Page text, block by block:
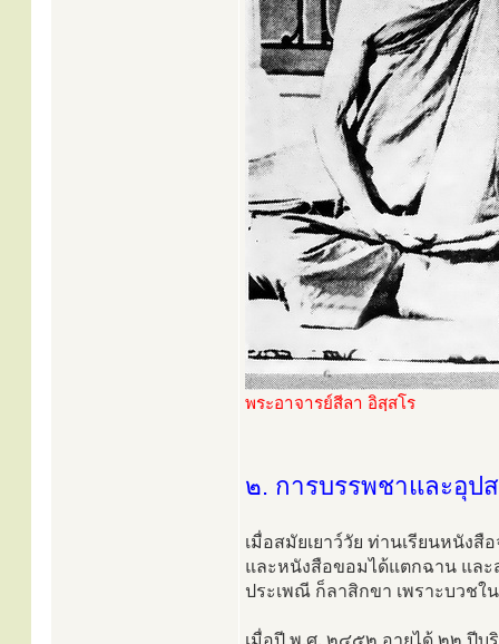
พระอาจารย์สีลา อิสฺสโร
๒. การบรรพชาและอุป
เมื่อสมัยเยาว์วัย ท่านเรียนหนัง
และหนังสือขอมได้แตกฉาน แล
ประเพณี ก็ลาสิกขา เพราะบวช
เมื่อปี พ.ศ. ๒๔๕๒ อายุได้ ๒๒ ปี